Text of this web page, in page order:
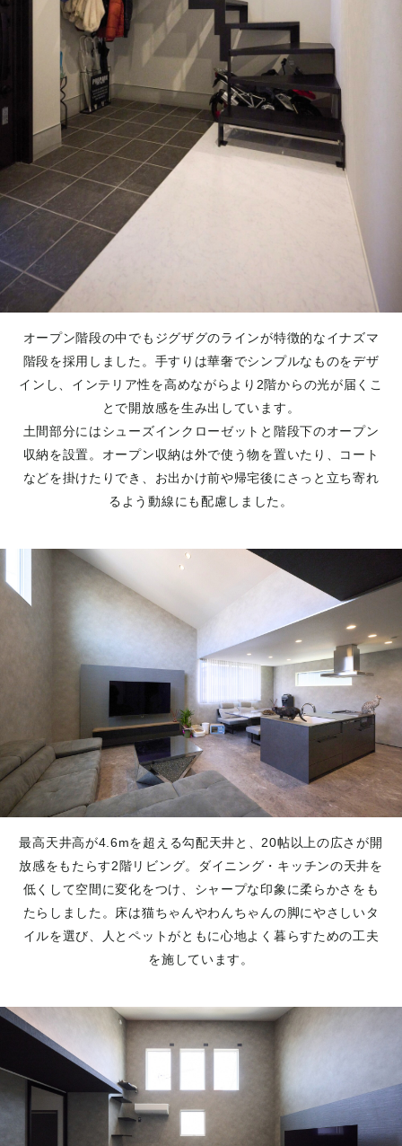
オープン階段の中でもジグザグのラインが特徴的なイナズマ
階段を採用しました。手すりは華奢でシンプルなものをデザ
インし、インテリア性を高めながらより2階からの光が届くこ
とで開放感を生み出しています。
土間部分にはシューズインクローゼットと階段下のオープン
収納を設置。オープン収納は外で使う物を置いたり、コート
などを掛けたりでき、お出かけ前や帰宅後にさっと立ち寄れ
るよう動線にも配慮しました。
最高天井高が4.6mを超える勾配天井と、20帖以上の広さが開
放感をもたらす2階リビング。ダイニング・キッチンの天井を
低くして空間に変化をつけ、シャープな印象に柔らかさをも
たらしました。床は猫ちゃんやわんちゃんの脚にやさしいタ
イルを選び、人とペットがともに心地よく暮らすための工夫
を施しています。